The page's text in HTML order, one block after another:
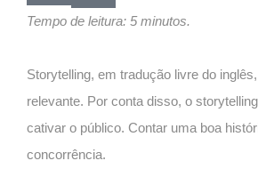
Tempo de leitura: 5 minutos.
Storytelling, em tradução livre do
relevante. Por conta disso, o
cativar o público. Contar uma boa
concorrência.